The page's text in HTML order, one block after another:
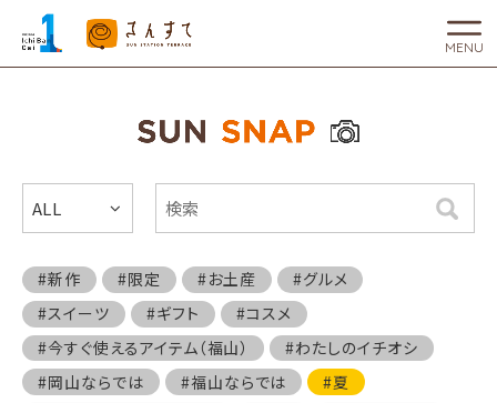
MENU
ALL 検索
#新作 #限定 #お土産
#グルメ
#スイーツ
#ギフト
#コスメ
#今すぐ使えるアイテム（福山）
#わたしのイチオシ
#岡山ならでは
#福山ならでは
#夏